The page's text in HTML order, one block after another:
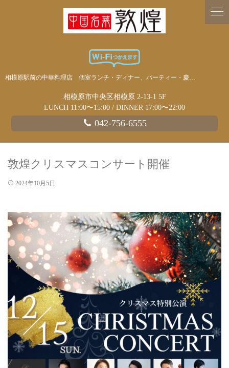
相模原駅前の中華料理店 個室ランチ・ディナー、パーティー・慶事・宴会に
相模原市中央区相模原 2-13-1 5F
LUNCH 11:00〜15:00 / DINNER 17:00〜22:00
042-756-6555
敦煌クリスマスコンサート開催
2024年10月5日